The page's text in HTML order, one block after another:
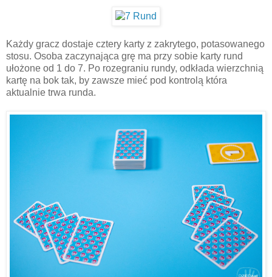
Każdy gracz dostaje cztery karty z zakrytego, potasowanego
stosu. Osoba zaczynająca grę ma przy sobie karty rund
ułożone od 1 do 7. Po rozegraniu rundy, odkłada wierzchnią
kartę na bok tak, by zawsze mieć pod kontrolą która
aktualnie trwa runda.